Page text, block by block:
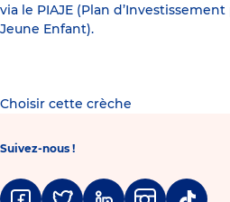
via le PIAJE (Plan
Jeune Enfant).
Choisir cette crèche
Suivez-nous !